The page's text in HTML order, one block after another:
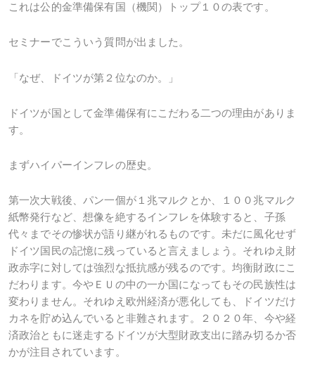
これは公的金準備保有国（機関）トップ１０の表です。
セミナーでこういう質問が出ました。
「なぜ、ドイツが第２位なのか。」
ドイツが国として金準備保有にこだわる二つの理由がありま
す。
まずハイパーインフレの歴史。
第一次大戦後、パン一個が１兆マルクとか、１００兆マルク
紙幣発行など、想像を絶するインフレを体験すると、子孫
代々までその惨状が語り継がれるものです。未だに風化せず
ドイツ国民の記憶に残っていると言えましょう。それゆえ財
政赤字に対しては強烈な抵抗感が残るのです。均衡財政にこ
だわります。今やＥＵの中の一か国になってもその民族性は
変わりません。それゆえ欧州経済が悪化しても、ドイツだけ
カネを貯め込んでいると非難されます。２０２０年、今や経
済政治ともに迷走するドイツが大型財政支出に踏み切るか否
かが注目されています。